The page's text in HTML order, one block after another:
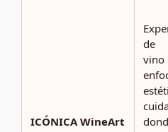
ICÓNICA WineArt
de